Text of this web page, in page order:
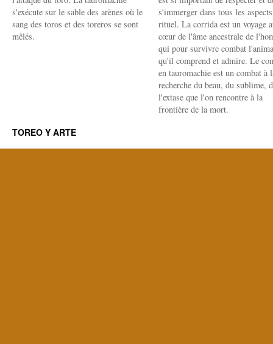
s'exécute sur le sable des arènes où le
sang des toros et des toreros se sont
mêlés.
s'immerger dans tous les
rituel. La corrida est un voyage
cœur de l'âme ancestrale de
qui pour survivre combat
qu'il comprend et admire. Le
en tauromachie est un combat à
recherche du beau, du sublime,
l'extase que l'on rencontre à la
frontière de la mort.
TOREO Y ARTE